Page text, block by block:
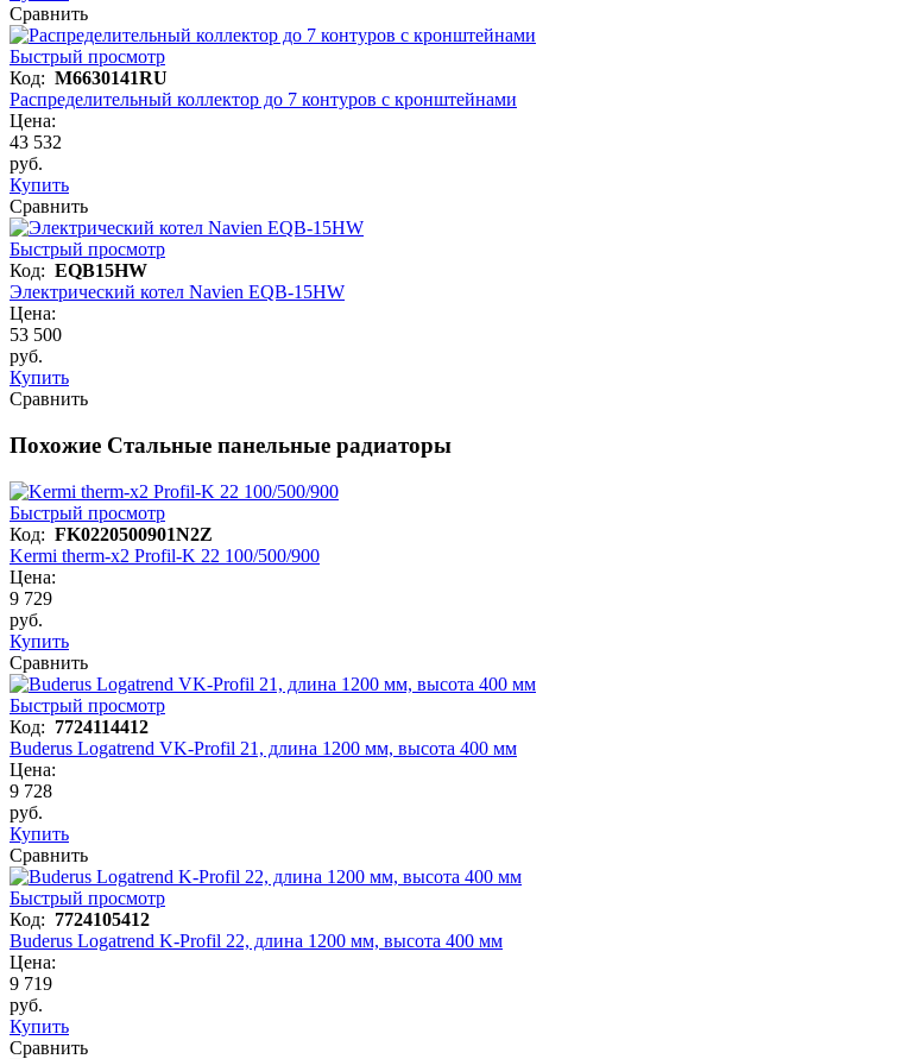
Сравнить
Быстрый просмотр
Код: M6630141RU
Распределительный коллектор до 7 контуров с кронштейнами
Цена:
43 532
руб.
Купить
Сравнить
Быстрый просмотр
Код: EQB15HW
Электрический котел Navien EQB-15HW
Цена:
53 500
руб.
Купить
Сравнить
Похожие Стальные панельные радиаторы
Быстрый просмотр
Код: FK0220500901N2Z
Kermi therm-x2 Profil-K 22 100/500/900
Цена:
9 729
руб.
Купить
Сравнить
Быстрый просмотр
Код: 7724114412
Buderus Logatrend VK-Profil 21, длина 1200 мм, высота 400 мм
Цена:
9 728
руб.
Купить
Сравнить
Быстрый просмотр
Код: 7724105412
Buderus Logatrend K-Profil 22, длина 1200 мм, высота 400 мм
Цена:
9 719
руб.
Купить
Сравнить